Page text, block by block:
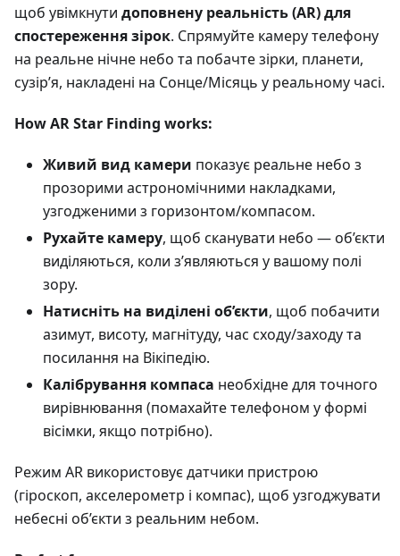
щоб увімкнути доповнену реальність (AR) для
спостереження зірок. Спрямуйте камеру телефону
на реальне нічне небо та побачте зірки, планети,
сузір’я, накладені на Сонце/Місяць у реальному часі.
How AR Star Finding works:
Живий вид камери показує реальне небо з
прозорими астрономічними накладками,
узгодженими з горизонтом/компасом.
Рухайте камеру, щоб сканувати небо — об’єкти
виділяються, коли з’являються у вашому полі
зору.
Натисніть на виділені об’єкти, щоб побачити
азимут, висоту, магнітуду, час сходу/заходу та
посилання на Вікіпедію.
Калібрування компаса необхідне для точного
вирівнювання (помахайте телефоном у формі
вісімки, якщо потрібно).
Режим AR використовує датчики пристрою
(гіроскоп, акселерометр і компас), щоб узгоджувати
небесні об’єкти з реальним небом.